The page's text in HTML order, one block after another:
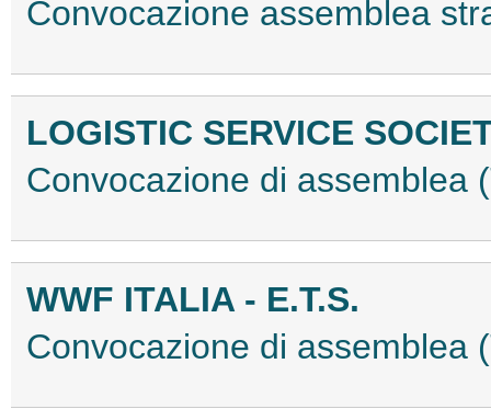
Convocazione assemblea
LOGISTIC SERVICE
Convocazione di assemblea
WWF ITALIA - E.T.S.
Convocazione di assemblea